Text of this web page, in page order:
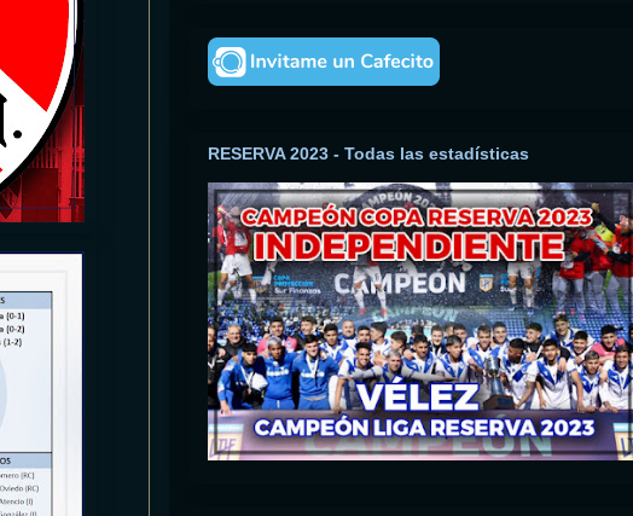
RESERVA 2023 - Todas las estadísticas